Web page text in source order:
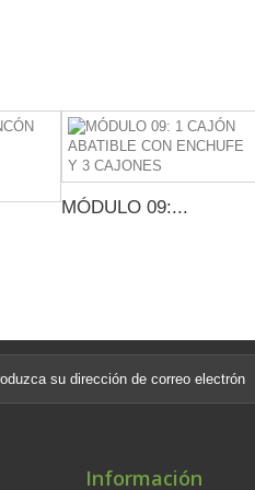
MÓDULO 09:...
Información